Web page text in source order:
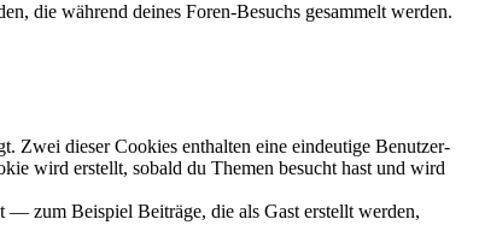
die während deines Foren-Besuchs gesammelt werden.
Zwei dieser Cookies enthalten eine eindeutige Benutzer-
wird erstellt, sobald du Themen besucht hast und wird
zum Beispiel Beiträge, die als Gast erstellt werden,